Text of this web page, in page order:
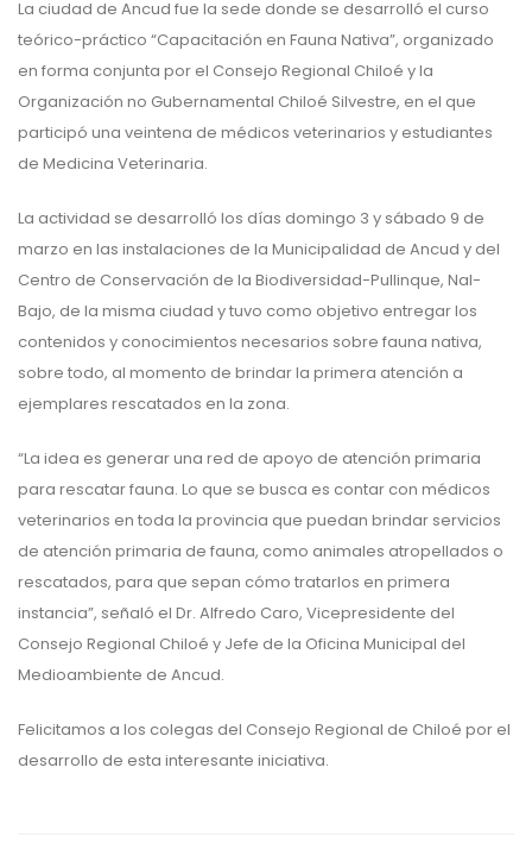
La ciudad de Ancud fue la sede donde se desarrolló el curso
teórico-práctico “Capacitación en Fauna Nativa”, organizado
en forma conjunta por el Consejo Regional Chiloé y la
Organización no Gubernamental Chiloé Silvestre, en el que
participó una veintena de médicos veterinarios y estudiantes
de Medicina Veterinaria.
La actividad se desarrolló los días domingo 3 y sábado 9 de
marzo en las instalaciones de la Municipalidad de Ancud y del
Centro de Conservación de la Biodiversidad-Pullinque, Nal-
Bajo, de la misma ciudad y tuvo como objetivo entregar los
contenidos y conocimientos necesarios sobre fauna nativa,
sobre todo, al momento de brindar la primera atención a
ejemplares rescatados en la zona.
“La idea es generar una red de apoyo de atención primaria
para rescatar fauna. Lo que se busca es contar con médicos
veterinarios en toda la provincia que puedan brindar servicios
de atención primaria de fauna, como animales atropellados o
rescatados, para que sepan cómo tratarlos en primera
instancia”, señaló el Dr. Alfredo Caro, Vicepresidente del
Consejo Regional Chiloé y Jefe de la Oficina Municipal del
Medioambiente de Ancud.
Felicitamos a los colegas del Consejo Regional de Chiloé por el
desarrollo de esta interesante iniciativa.